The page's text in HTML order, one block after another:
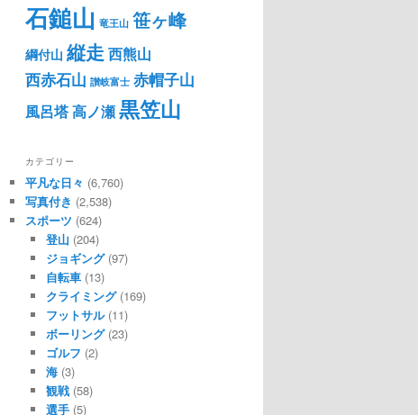
石鎚山 竜王山 笹ヶ峰
綱付山 縦走西熊山
西赤石山 讃岐富士 赤帽子山
風呂塔高ノ瀬黒笠山
カテゴリー
平凡な日々 (6,760)
写真付き (2,538)
スポーツ (624)
登山 (204)
ジョギング(97)
自転車(13)
クライミング(169)
フットサル(11)
ボーリング(23)
ゴルフ (2)
海(3)
観戦(58)
選手(5)